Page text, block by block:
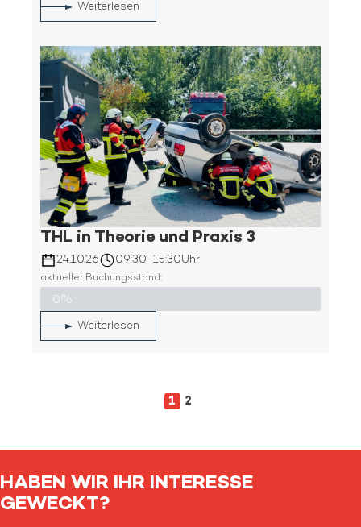
Weiterlesen
THL in Theorie und Praxis 3
24.10.26 09:30-15:30Uhr
aktueller Buchungsstand:
0%
Weiterlesen
1 2
HABEN WIR IHR INTERESSE
GEWECKT?